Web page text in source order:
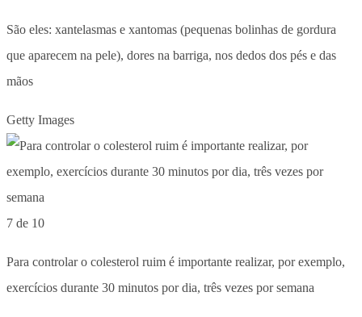
São eles: xantelasmas e xantomas (pequenas bolinhas de gordura
que aparecem na pele), dores na barriga, nos dedos dos pés e das
mãos
Getty Images
7 de 10
Para controlar o colesterol ruim é importante realizar, por exemplo,
exercícios durante 30 minutos por dia, três vezes por semana